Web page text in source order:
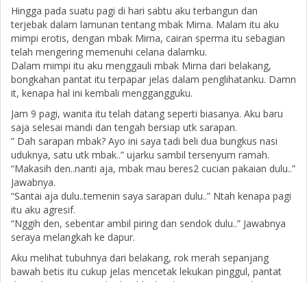
Hingga pada suatu pagi di hari sabtu aku terbangun dan
terjebak dalam lamunan tentang mbak Mirna. Malam itu aku
mimpi erotis, dengan mbak Mirna, cairan sperma itu sebagian
telah mengering memenuhi celana dalamku.
Dalam mimpi itu aku menggauli mbak Mirna dari belakang,
bongkahan pantat itu terpapar jelas dalam penglihatanku. Damn
it, kenapa hal ini kembali menggangguku.
Jam 9 pagi, wanita itu telah datang seperti biasanya. Aku baru
saja selesai mandi dan tengah bersiap utk sarapan.
” Dah sarapan mbak? Ayo ini saya tadi beli dua bungkus nasi
uduknya, satu utk mbak..” ujarku sambil tersenyum ramah.
“Makasih den..nanti aja, mbak mau beres2 cucian pakaian dulu..”
Jawabnya.
“Santai aja dulu..temenin saya sarapan dulu..” Ntah kenapa pagi
itu aku agresif.
“Nggih den, sebentar ambil piring dan sendok dulu..” Jawabnya
seraya melangkah ke dapur.
Aku melihat tubuhnya dari belakang, rok merah sepanjang
bawah betis itu cukup jelas mencetak lekukan pinggul, pantat